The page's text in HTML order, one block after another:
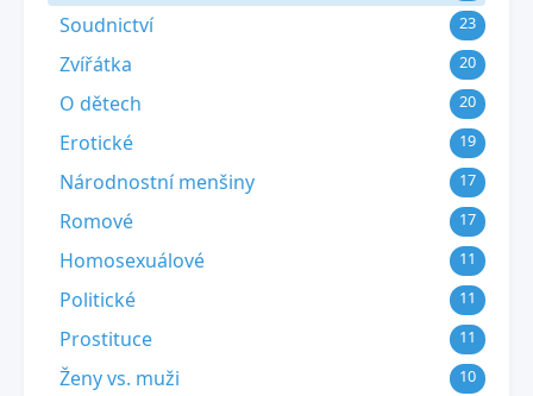
Soudnictví 23
Zvířátka 20
O dětech 20
Erotické 19
Národnostní menšiny 17
Romové 17
Homosexuálové 11
Politické 11
Prostituce 11
Ženy vs. muži 10